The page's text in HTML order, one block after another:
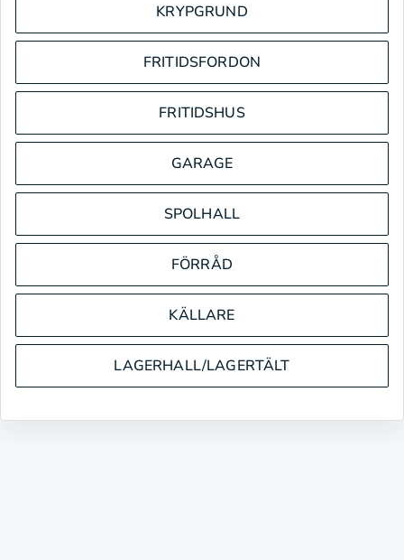
KRYPGRUND
FRITIDSFORDON
FRITIDSHUS
GARAGE
SPOLHALL
FÖRRÅD
KÄLLARE
LAGERHALL/LAGERTÄLT